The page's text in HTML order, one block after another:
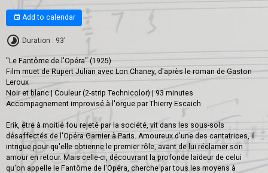
Add to calendar
Duration : 93'
"Le Fantôme de l'Opéra" (1925)
Film muet de Rupert Julian avec Lon Chaney, d'après le roman de Gaston
Leroux
Noir et blanc | Couleur (2-strip Technicolor) | 93 minutes
Accompagnement improvisé à l'orgue par Thierry Escaich
Erik, être à moitié fou rejeté par la société, vit dans les sous-sols
désaffectés de l'Opéra Garnier à Paris. Amoureux d'une des cantatrices, il
intrigue pour qu'elle obtienne le premier rôle, avant de lui réclamer son
amour en retour. Mais celle-ci, découvrant la profonde laideur de celui
qu'on appelle le Fantôme de l'Opéra, cherche par tous les moyens à